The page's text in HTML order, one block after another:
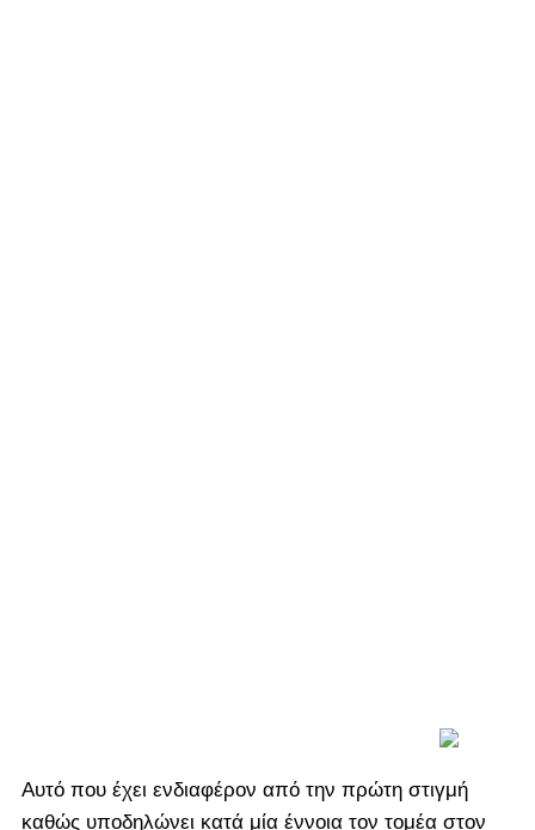
Αυτό που έχει ενδιαφέρον από την πρώτη στιγμή
καθώς υποδηλώνει κατά μία έννοια τον τομέα στον